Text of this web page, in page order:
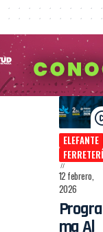
ELEFANTE
12 febrero,
2026
Progra
ma Al